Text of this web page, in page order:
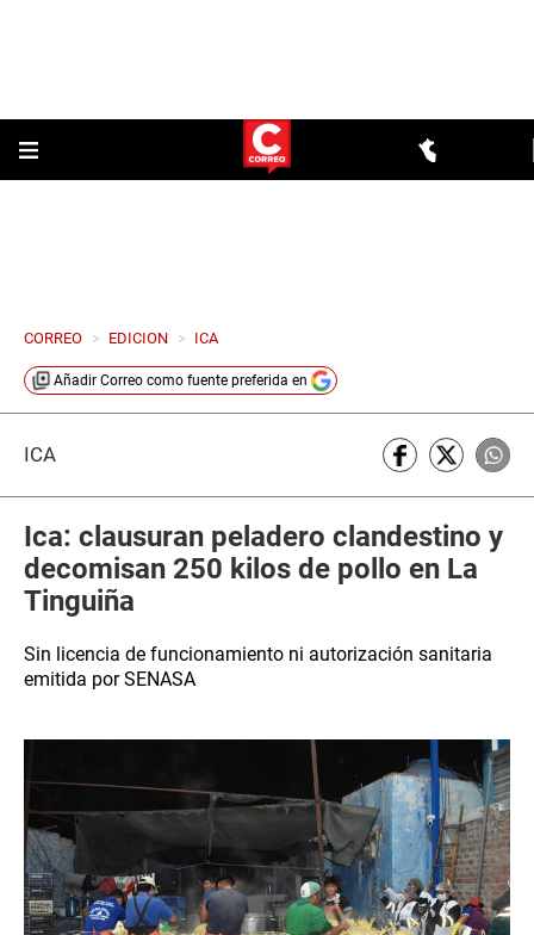
CORREO > EDICION > ICA
Añadir Correo como fuente preferida en
ICA
Ica: clausuran peladero clandestino y
decomisan 250 kilos de pollo en La
Tinguiña
Sin licencia de funcionamiento ni autorización sanitaria
emitida por SENASA